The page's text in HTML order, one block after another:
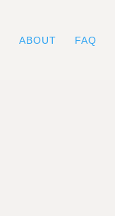
ABOUT FAQ